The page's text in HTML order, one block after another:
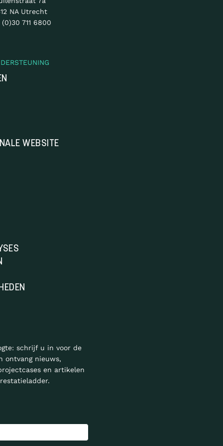
NA Utrecht
(0)30 711 6800
WEBSITE
schrijf u in voor de
ontvang nieuws,
en artikelen